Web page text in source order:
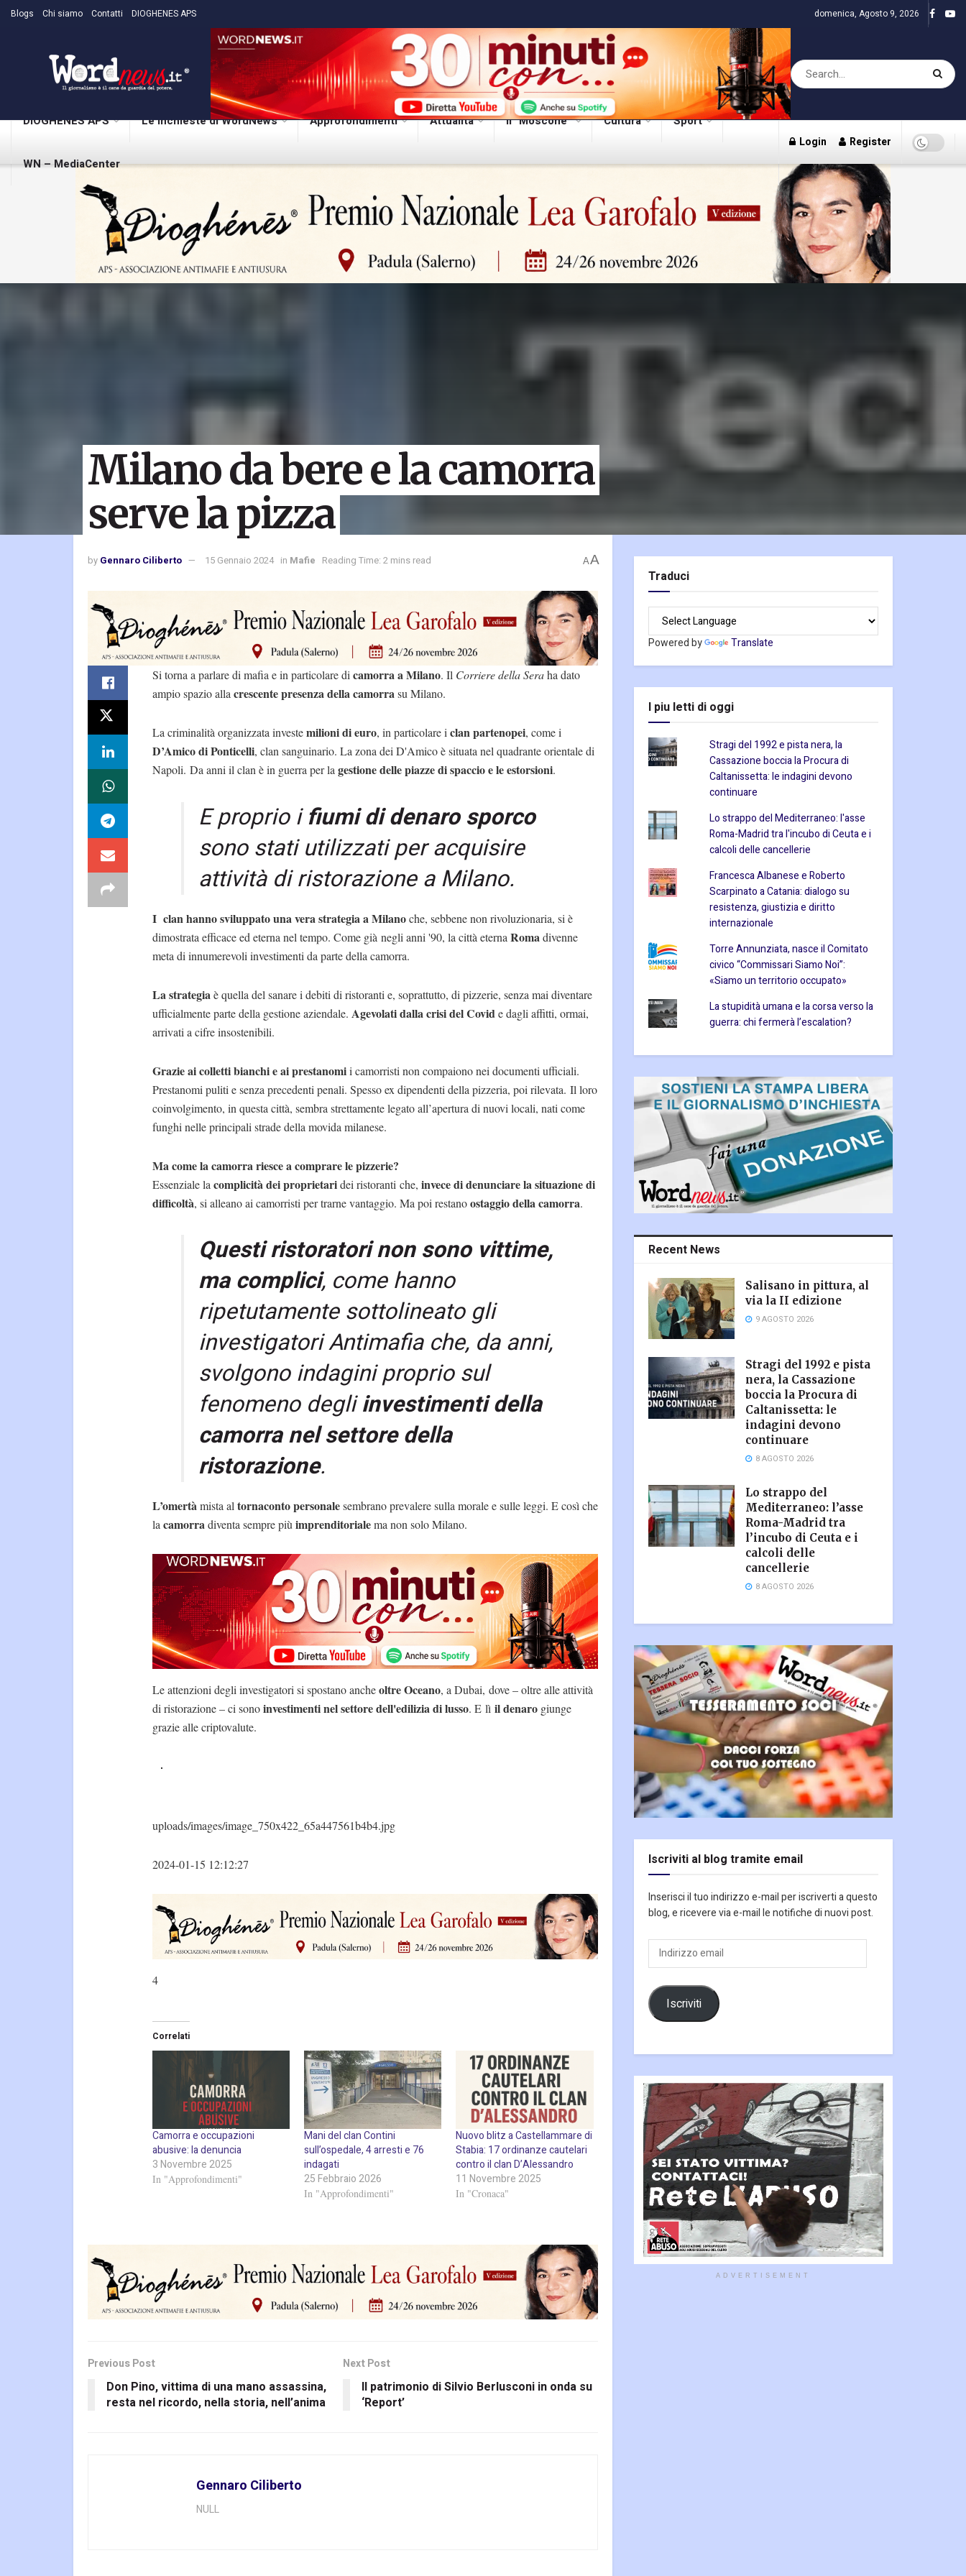
Blogs Chi siamo Contatti DIOGHENES APS domenica, Agosto 9, 2026
DIOGHENES APS Le inchieste di WordNews Approfondimenti Attualità Il “Moscone” Cultura Sport
WN – MediaCenter
Login Register
Milano da bere e la camorra
serve la pizza
by Gennaro Ciliberto 15 Gennaio 2024 in Mafie Reading Time: 2 mins read AA
Si torna a parlare di mafia e in particolare dicamorra a Milano. Il Corriere della Seraha dato
ampio spazio allacrescente presenza della camorrasu Milano.
La criminalità organizzata investemilioni di euro, in particolare iclan partenopei, come i
D’Amico di Ponticelli, clan sanguinario. La zona dei D'Amico è situata nel quadrante orientale di
Napoli. Da anni il clan è in guerra per lagestione delle piazze di spaccio e le estorsioni.
E proprio ifiumi di denaro sporco
sono stati utilizzati per acquisire
attività di ristorazione a Milano.
I clan hanno sviluppato una vera strategia a Milanoche, sebbene non rivoluzionaria, si è
dimostrata efficace ed eterna nel tempo. Come già negli anni '90, la città eterna Roma divenne
meta di innumerevoli investimenti da parte della camorra.
La strategia è quella del sanare i debiti di ristoranti e, soprattutto, di pizzerie, senza mai diventare
ufficialmente parte della gestione aziendale. Agevolati dalla crisi del Covid e dagli affitti, ormai,
arrivati a cifre insostenibili.
Grazie ai colletti bianchi e ai prestanomii camorristi non compaiono nei documenti ufficiali.
Prestanomi puliti e senza precedenti penali. Spesso ex dipendenti della pizzeria, poi rilevata. Il loro
coinvolgimento, in questa città, sembra strettamente legato all’apertura di nuovi locali, nati come
funghi nelle principali strade della movida milanese.
Ma come la camorra riesce a comprare le pizzerie?
Essenziale la complicità dei proprietaridei ristoranti che, invece di denunciare la situazione di
difficoltà, si alleano ai camorristi per trarne vantaggio. Ma poi restanoostaggio della camorra.
Questi ristoratori non sono vittime,
ma complici, come hanno
ripetutamente sottolineato gli
investigatori Antimafia che, da anni,
svolgono indagini proprio sul
fenomeno degliinvestimenti della
camorra nel settore della
ristorazione.
L’omertàmista al tornaconto personalesembrano prevalere sulla morale e sulle leggi. E così che
la camorradiventa sempre più imprenditorialema non solo Milano.
Le attenzioni degli investigatori si spostano ancheoltre Oceano, a Dubai, dove – oltre alle attività
di ristorazione – ci sonoinvestimenti nel settore dell'edilizia di lusso. E lì il denaro giunge
grazie alle criptovalute.
uploads/images/image_750x422_65a447561b4b4.jpg
2024-01-15 12:12:27
4
Correlati
Camorra e occupazioni
abusive: la denuncia
3 Novembre 2025
In "Approfondimenti"
Mani del clan Contini
sull’ospedale, 4 arresti e 76
indagati
25 Febbraio 2026
In "Approfondimenti"
Nuovo blitz a Castellammare di
Stabia: 17 ordinanze cautelari
contro il clan D’Alessandro
11 Novembre 2025
In "Cronaca"
Previous Post
Don Pino, vittima di una mano assassina,
resta nel ricordo, nella storia, nell’anima
Next Post
Il patrimonio di Silvio Berlusconi in onda su
‘Report’
Gennaro Ciliberto
NULL
Traduci
Powered by Translate
I piu letti di oggi
Stragi del 1992 e pista nera, la
Cassazione boccia la Procura di
Caltanissetta: le indagini devono
continuare
Lo strappo del Mediterraneo: l'asse
Roma-Madrid tra l'incubo di Ceuta e i
calcoli delle cancellerie
Francesca Albanese e Roberto
Scarpinato a Catania: dialogo su
resistenza, giustizia e diritto
internazionale
Torre Annunziata, nasce il Comitato
civico “Commissari Siamo Noi”:
«Siamo un territorio occupato»
La stupidità umana e la corsa verso la
guerra: chi fermerà l’escalation?
Recent News
Salisano in pittura, al
via la II edizione
9 AGOSTO 2026
Stragi del 1992 e pista
nera, la Cassazione
boccia la Procura di
Caltanissetta: le
indagini devono
continuare
8 AGOSTO 2026
Lo strappo del
Mediterraneo: l’asse
Roma-Madrid tra
l’incubo di Ceuta e i
calcoli delle
cancellerie
8 AGOSTO 2026
Iscriviti al blog tramite email
Inserisci il tuo indirizzo e-mail per iscriverti a questo
blog, e ricevere via e-mail le notifiche di nuovi post.
Indirizzo
Iscriviti
ADVERTISEMENT